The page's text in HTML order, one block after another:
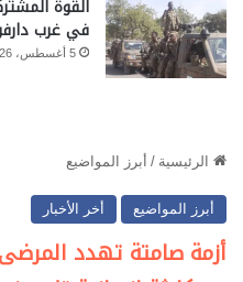
القوة
في غرب
5 أغسطس، 2026